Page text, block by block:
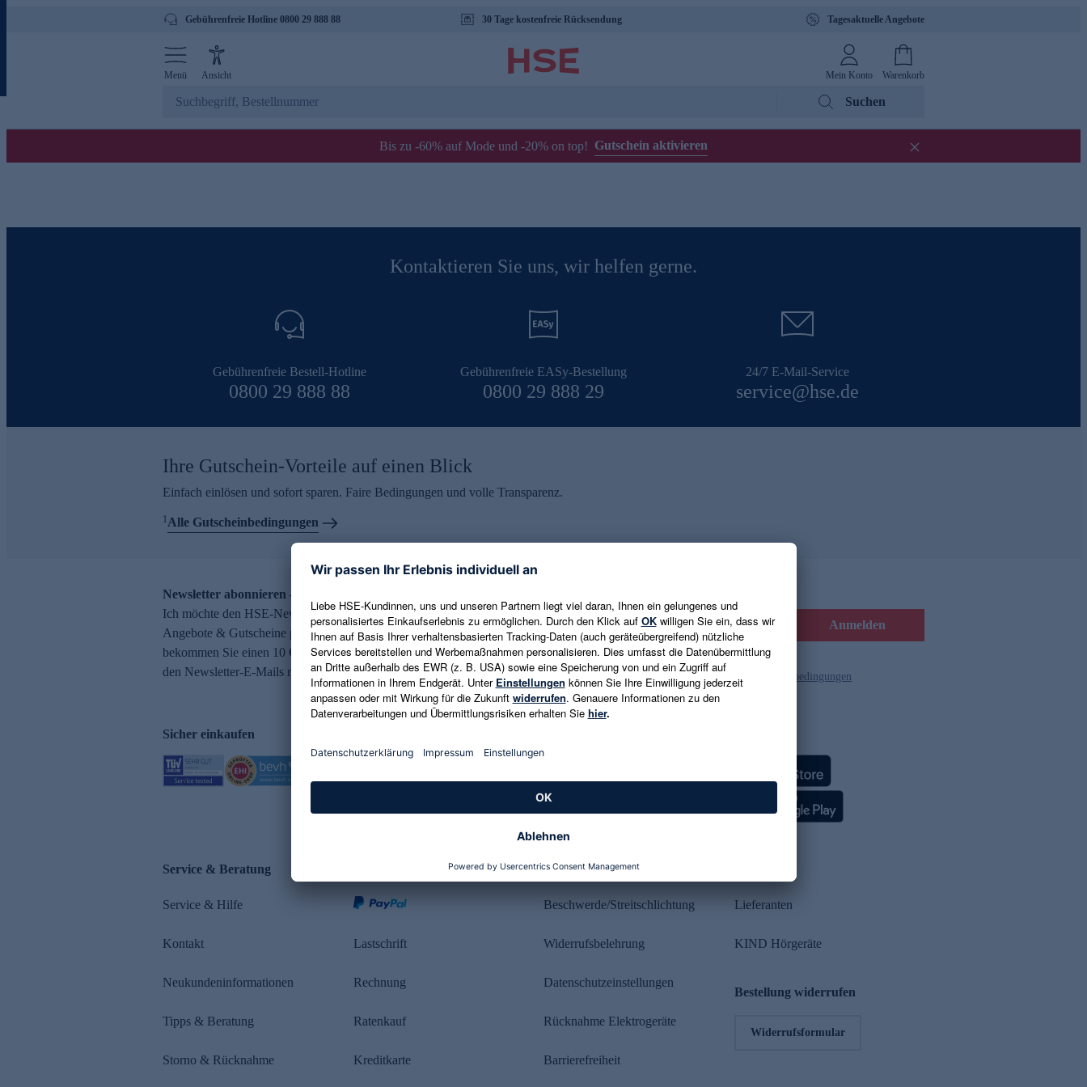
Gebührenfreie Hotline 0800 29 888 88 30 Tage kostenfreie Rücksendung Tagesaktuelle Angebote
Menü Ansicht Mein Konto Warenkorb
Suchen
Bis zu -60% auf Mode und -20% on top! Gutschein aktivieren
Kontaktieren Sie uns, wir helfen gerne.
Gebührenfreie Bestell-Hotline
0800 29 888 88
Gebührenfreie EASy-Bestellung
0800 29 888 29
24/7 E-Mail-Service
service@hse.de
Ihre Gutschein-Vorteile auf einen Blick
Einfach einlösen und sofort sparen. Faire Bedingungen und volle Transparenz.
1Alle Gutscheinbedingungen
Newsletter abonnieren – 10 € Gutschein erhalten
Ich möchte den HSE-Newsletter abonnieren und aktuelle Trends,
Angebote & Gutscheine per E-Mail erhalten. Als Dankeschön
bekommen Sie einen 10 € Gutschein. Eine Abmeldung ist jederzeit in
den Newsletter-E-Mails möglich.
E-Mail-Adresse eingeben Anmelden
Es gelten die Datenschutzrichtlinien und die Gutscheinbedingungen
Sicher einkaufen
Service & Beratung
Service & Hilfe
Kontakt
Neukundeninformationen
Tipps & Beratung
Storno & Rücknahme
Lastschrift
Rechnung
Ratenkauf
Kreditkarte
Rechtliches
Beschwerde/Streitschlichtung
Widerrufsbelehrung
Datenschutzeinstellungen
Rücknahme Elektrogeräte
Barrierefreiheit
Lieferanten
KIND Hörgeräte
Bestellung widerrufen
Widerrufsformular